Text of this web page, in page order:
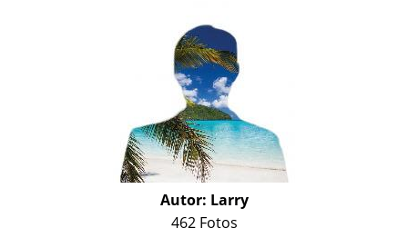
Autor: Larry
462 Fotos